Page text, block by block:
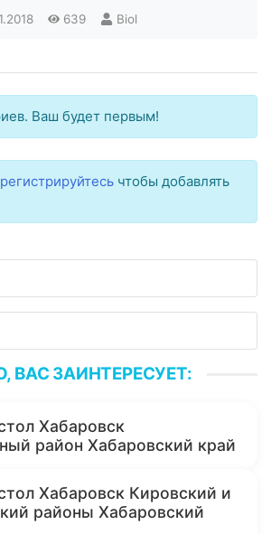
639 Biol
Ваш будет первым!
чтобы добавлять
ВАС ЗАИНТЕРЕСУЕТ:
Хабаровск
район Хабаровский край
Хабаровск Кировский и
районы Хабаровский